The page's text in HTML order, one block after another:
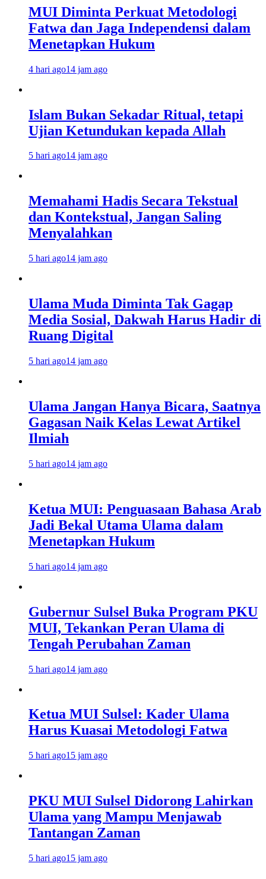
MUI Diminta Perkuat Metodologi
Fatwa dan Jaga Independensi dalam
Menetapkan Hukum
4 hari ago14 jam ago
Islam Bukan Sekadar Ritual, tetapi
Ujian Ketundukan kepada Allah
5 hari ago14 jam ago
Memahami Hadis Secara Tekstual
dan Kontekstual, Jangan Saling
Menyalahkan
5 hari ago14 jam ago
Ulama Muda Diminta Tak Gagap
Media Sosial, Dakwah Harus Hadir di
Ruang Digital
5 hari ago14 jam ago
Ulama Jangan Hanya Bicara, Saatnya
Gagasan Naik Kelas Lewat Artikel
Ilmiah
5 hari ago14 jam ago
Ketua MUI: Penguasaan Bahasa Arab
Jadi Bekal Utama Ulama dalam
Menetapkan Hukum
5 hari ago14 jam ago
Gubernur Sulsel Buka Program PKU
MUI, Tekankan Peran Ulama di
Tengah Perubahan Zaman
5 hari ago14 jam ago
Ketua MUI Sulsel: Kader Ulama
Harus Kuasai Metodologi Fatwa
5 hari ago15 jam ago
PKU MUI Sulsel Didorong Lahirkan
Ulama yang Mampu Menjawab
Tantangan Zaman
5 hari ago15 jam ago